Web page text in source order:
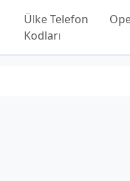
Ülke Telefon
Kodları